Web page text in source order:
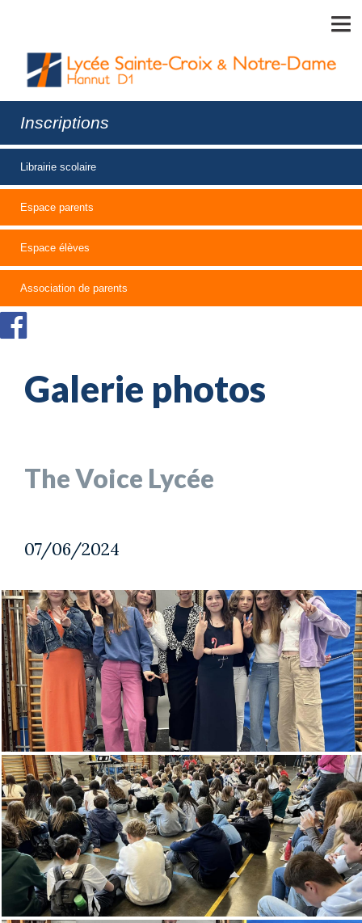
Inscriptions
Librairie scolaire
Espace parents
Espace élèves
Association de parents
Galerie photos
The Voice Lycée
07/06/2024